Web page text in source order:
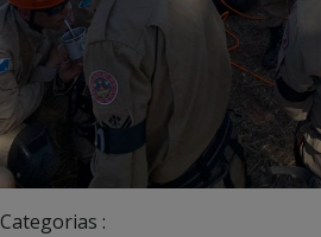
Categorias :